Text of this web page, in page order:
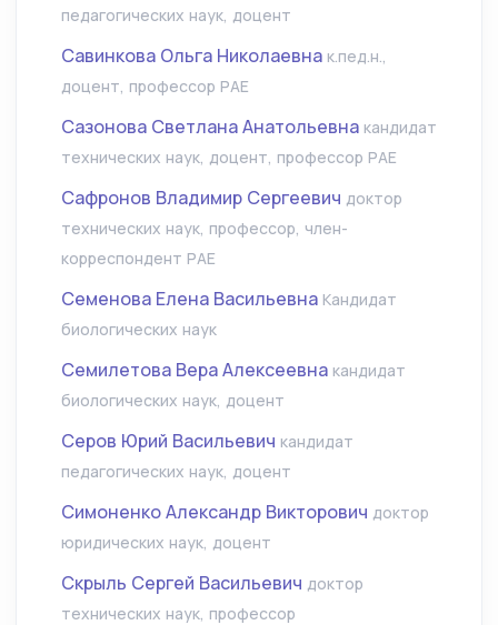
педагогических наук, доцент
Савинкова Ольга Николаевна к.пед.н.,
доцент, профессор РАЕ
Сазонова Светлана Анатольевна кандидат
технических наук, доцент, профессор РАЕ
Сафронов Владимир Сергеевич доктор
технических наук, профессор, член-
корреспондент РАЕ
Семенова Елена Васильевна Кандидат
биологических наук
Семилетова Вера Алексеевна кандидат
биологических наук, доцент
Серов Юрий Васильевич кандидат
педагогических наук, доцент
Симоненко Александр Викторович доктор
юридических наук, доцент
Скрыль Сергей Васильевич доктор
технических наук, профессор